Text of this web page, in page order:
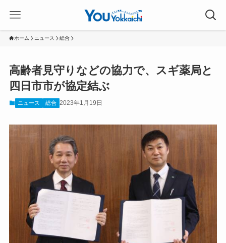
ホーム ニュース 総合
高齢者見守りなどの協力で、スギ薬局と
四日市市が協定結ぶ
ニュース 総合 2023年1月19日